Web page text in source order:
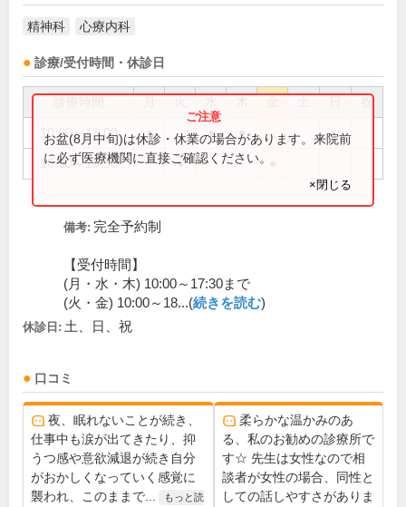
精神科 心療内科
診療/受付時間・休診日
祝
10:00～18:00 ● ● ●
10:00～19:30 ●
お盆(8月中旬)は休診・休業の場合があります。来院前
に必ず医療機関に直接ご確認ください。
×閉じる
備考: 完全予約制
【受付時間】
(月・水・木) 10:00～17:30まで
(火・金) 10:00～18...(続きを読む)
休診日: 土、日、祝
口コミ
夜、眠れないことが続き、
仕事中も涙が出てきたり、抑
うつ感や意欲減退が続き自分
がおかしくなっていく感覚に
襲われ、このままで...
もっと読
柔らかな温かみのあ
る、私のお勧めの診療所で
す☆ 先生は女性なので相
談者が女性の場合、同性と
しての話しやすさがありま